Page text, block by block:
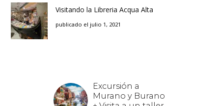
Visitando la Libreria Acqua Alta
publicado el julio 1, 2021